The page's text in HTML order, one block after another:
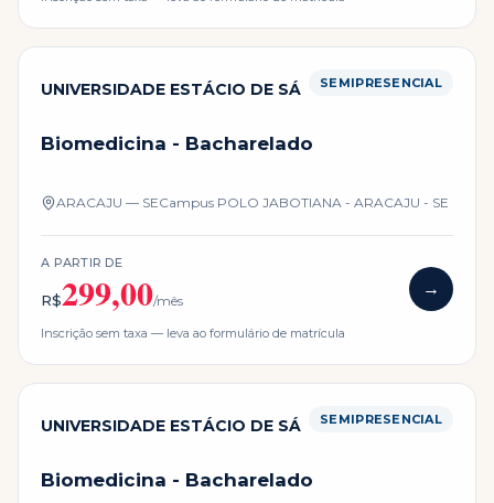
UNIVERSIDADE ESTÁCIO DE SÁ SEMIPRESENCIAL
Biomedicina - Bacharelado
ARACAJU — SECampus POLO JABOTIANA - ARACAJU - SE
A PARTIR DE
R$299,00/mês
→
Inscrição sem taxa — leva ao formulário de matrícula
UNIVERSIDADE ESTÁCIO DE SÁ SEMIPRESENCIAL
Biomedicina - Bacharelado